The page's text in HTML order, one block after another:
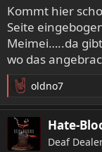
e
n
:
Kommt hier
Seite
Meimei…..da
wo das
R
e
a
k
t
oldno7
Hate-
Deaf